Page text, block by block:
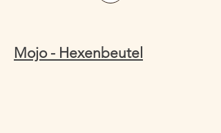
Mojo - Hexenbeutel